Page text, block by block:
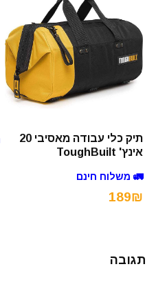
תיק כלי עבודה מאסיבי 20
אינץ' ToughBuilt
🚛 משלוח חינם
189₪
תגובה